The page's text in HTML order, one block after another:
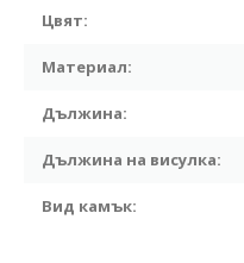
Цвят:
Материал:
Дължина:
Дължина на висулка:
Вид камък: